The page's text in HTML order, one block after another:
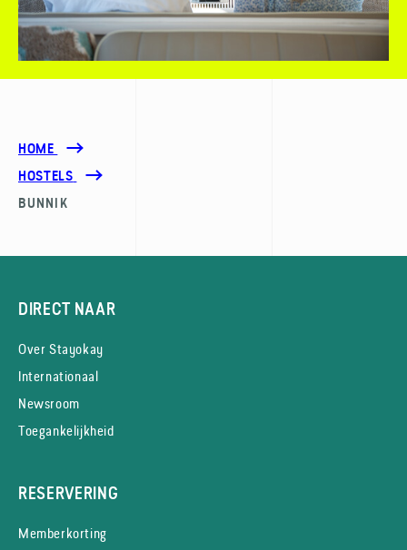
HOME
HOSTELS
BUNNIK
DIRECT NAAR
Over Stayokay
Internationaal
Newsroom
Toegankelijkheid
RESERVERING
Memberkorting